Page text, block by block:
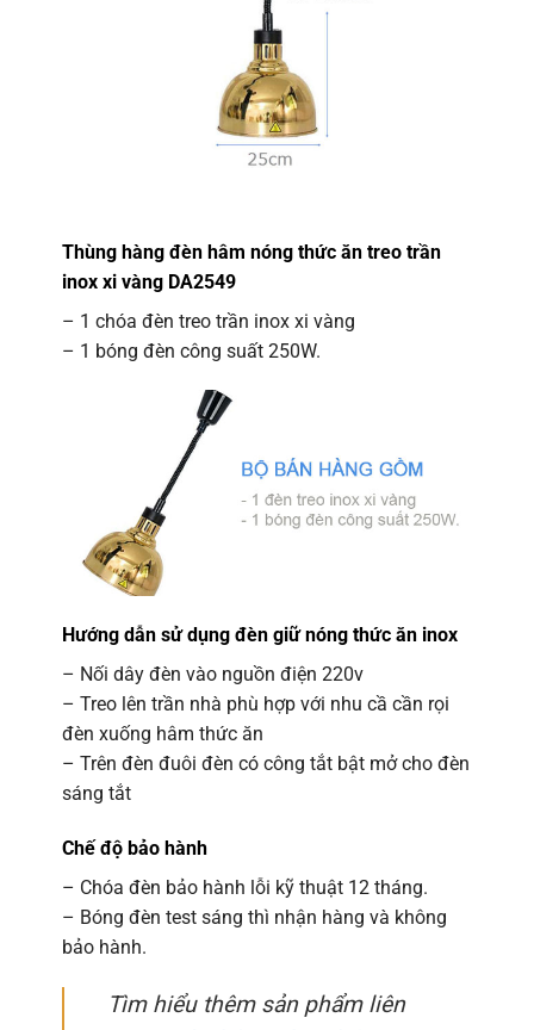
Thùng hàng đèn hâm nóng thức ăn treo trần
inox xi vàng DA2549
– 1 chóa đèn treo trần inox xi vàng
– 1 bóng đèn công suất 250W.
Hướng dẫn sử dụng đèn giữ nóng thức ăn inox
– Nối dây đèn vào nguồn điện 220v
– Treo lên trần nhà phù hợp với nhu cầ cần rọi
đèn xuống hâm thức ăn
– Trên đèn đuôi đèn có công tắt bật mở cho đèn
sáng tắt
Chế độ bảo hành
– Chóa đèn bảo hành lỗi kỹ thuật 12 tháng.
– Bóng đèn test sáng thì nhận hàng và không
bảo hành.
Tìm hiểu thêm sản phẩm liên